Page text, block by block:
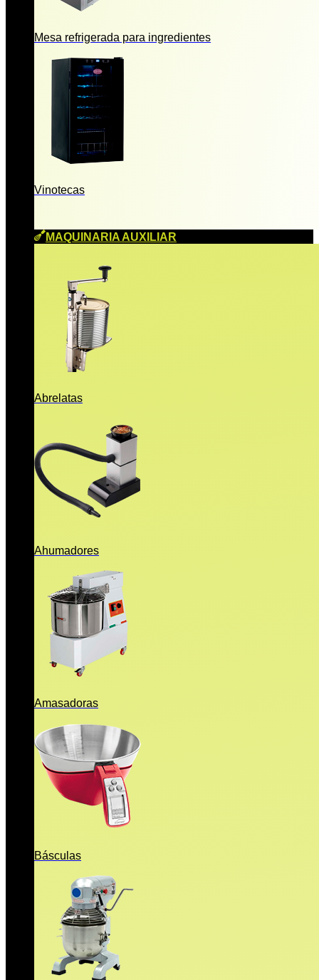
Mesa refrigerada para ingredientes
Vinotecas
MAQUINARIA AUXILIAR
Abrelatas
Ahumadores
Amasadoras
Básculas